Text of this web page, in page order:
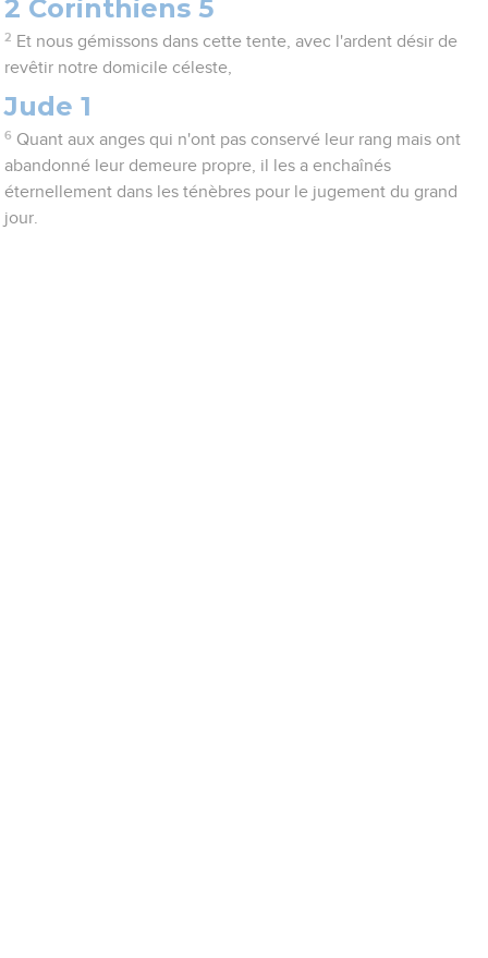
2 Corinthiens 5
2 Et nous gémissons dans cette tente, avec l'ardent désir de
revêtir notre domicile céleste,
Jude 1
6 Quant aux anges qui n'ont pas conservé leur rang mais ont
abandonné leur demeure propre, il les a enchaînés
éternellement dans les ténèbres pour le jugement du grand
jour.